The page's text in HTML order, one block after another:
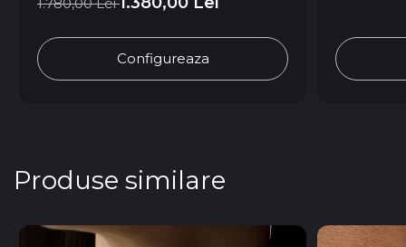
Configureaza
Produse similare